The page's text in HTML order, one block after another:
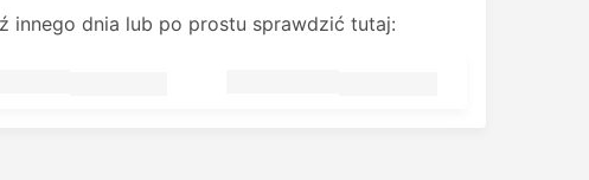
innego dnia lub po prostu sprawdzić tutaj: